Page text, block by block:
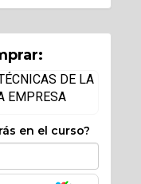
DE LA
EMPRESA
en el curso?